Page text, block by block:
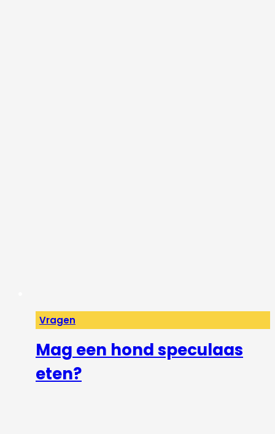
Vragen
Mag een hond speculaas
eten?